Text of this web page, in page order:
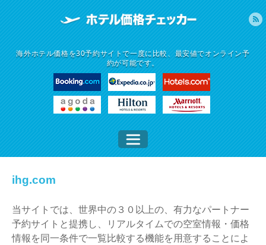
海外ホテル価格を30予約サイトで一度に比較、最安値でオンライン予
約が可能です。
ihg.com
当サイトでは、世界中の３０以上の、有力なパートナー
予約サイトと提携し、リアルタイムでの空室情報・価格
情報を同一条件で一覧比較する機能を用意することによ